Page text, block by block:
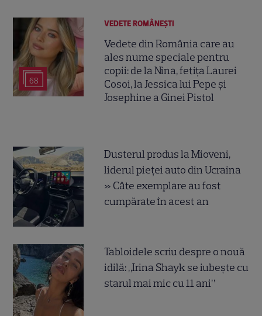
68
VEDETE ROMÂNEŞTI
Vedete din România care au
ales nume speciale pentru
copii: de la Nina, fetița Laurei
Cosoi, la Jessica lui Pepe și
Josephine a Ginei Pistol
Dusterul produs la Mioveni,
liderul pieței auto din Ucraina
» Câte exemplare au fost
cumpărate în acest an
Tabloidele scriu despre o nouă
idilă: „Irina Shayk se iubește cu
starul mai mic cu 11 ani”